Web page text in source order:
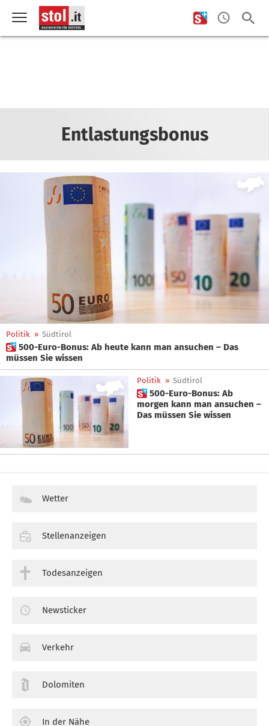
Entlastungsbonus
Politik » Südtirol
 500-Euro-Bonus: Ab heute kann man ansuchen – Das
müssen Sie wissen
Politik » Südtirol
 500-Euro-Bonus: Ab
morgen kann man ansuchen –
Das müssen Sie wissen
Wetter
Stellenanzeigen
Todesanzeigen
Newsticker
Verkehr
Dolomiten
In der Nähe